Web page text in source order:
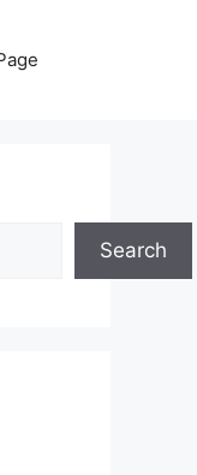
Search